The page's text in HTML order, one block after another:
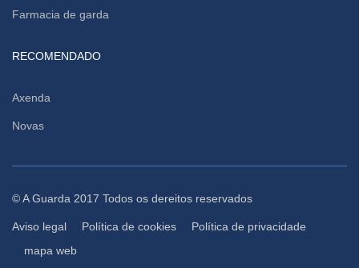
Farmacia de garda
RECOMENDADO
Axenda
Novas
© A Guarda 2017 Todos os dereitos reservados
Aviso legal Política de cookies
Política de privacidade
mapa web